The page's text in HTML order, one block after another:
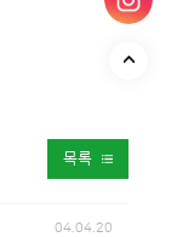
목록
04.04.20